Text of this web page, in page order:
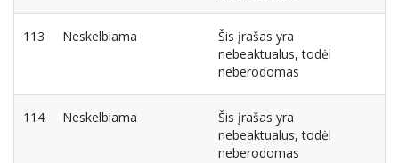
113 Neskelbiama
Šis įrašas yra
nebeaktualus, todėl
neberodomas
114 Neskelbiama
Šis įrašas yra
nebeaktualus, todėl
neberodomas